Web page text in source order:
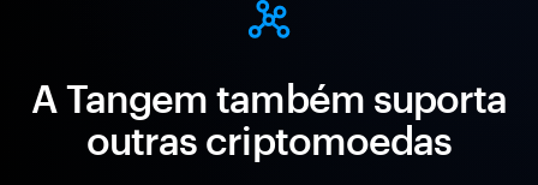
A Tangem também suporta
outras criptomoedas